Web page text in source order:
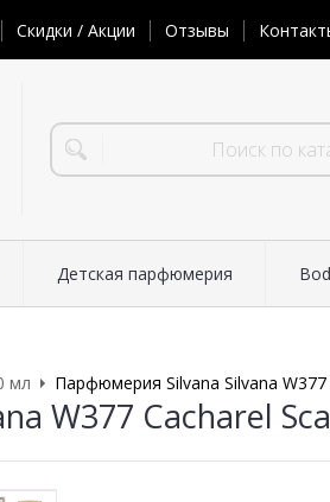
Скидки / Акции Отзывы
Детская парфюмерия
мл Парфюмерия Silvana Silvana
W377 Cacharel